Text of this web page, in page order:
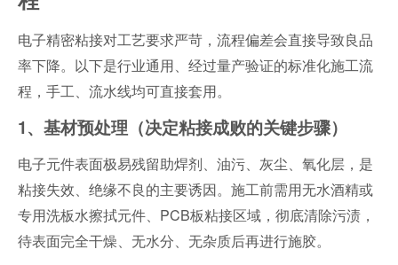
电子精密粘接对工艺要求严苛，流程偏差会直接导致良品
率下降。以下是行业通用、经过量产验证的标准化施工流
程，手工、流水线均可直接套用。
1、基材预处理（决定粘接成败的关键步骤）
电子元件表面极易残留助焊剂、油污、灰尘、氧化层，是
粘接失效、绝缘不良的主要诱因。施工前需用无水酒精或
专用洗板水擦拭元件、PCB板粘接区域，彻底清除污渍，
待表面完全干燥、无水分、无杂质后再进行施胶。